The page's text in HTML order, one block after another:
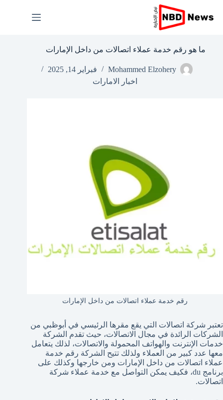
إلى
المحتوى
ما هو رقم خدمة عملاء اتصالات من داخل الإمارات
Mohammed Elzohery
فبراير 14, 2025
اخبار الامارات
رقم خدمة عملاء اتصالات من داخل الإمارات
تعتبر شركة اتصالات التي يقع مقرها الرئيسي في أبوظبي من
الشركات الرائدة في مجال الاتصالات، حيث تقدم الشركة
خدمات الإنترنت والهواتف المحمولة والاتصالات، لذلك يتعامل
معها عدد كبير من العملاء ولذلك تتيح الشركة رقم خدمة
عملاء اتصالات من داخل الإمارات ومن خارجها وكذلك على
برنامج du، فكيف يمكن التواصل مع خدمة عملاء شركة
اتصالات.